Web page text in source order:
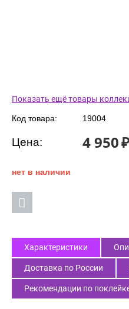
Показать ещё товары
Код товара: 19004
Цена: 4 950₽
нет в наличии
Характеристики
Доставка по России
Рекомендации по